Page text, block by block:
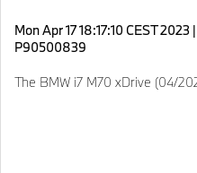
Mon Apr 17 18:17:10 CEST 2023
P90500839
The BMW i7 M70 xDrive (04/